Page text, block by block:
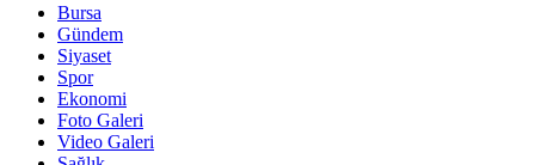
Bursa
Gündem
Siyaset
Spor
Ekonomi
Foto Galeri
Video Galeri